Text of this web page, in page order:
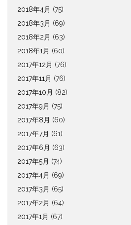
2018年4月 (75)
2018年3月 (69)
2018年2月 (63)
2018年1月 (60)
2017年12月 (76)
2017年11月 (76)
2017年10月 (82)
2017年9月 (75)
2017年8月 (60)
2017年7月 (61)
2017年6月 (63)
2017年5月 (74)
2017年4月 (69)
2017年3月 (65)
2017年2月 (64)
2017年1月 (67)